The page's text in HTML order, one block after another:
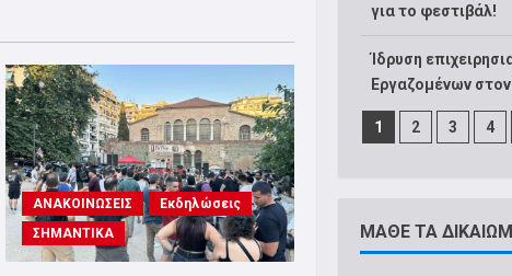
ΑΝΑΚΟΙΝΩΣΕΙΣ
Εκδηλώσεις
ΣΗΜΑΝΤΙΚΑ
για το φεστιβάλ!
Ίδρυση
Εργαζομένων στον
1 2 3 4
ΜΑΘΕ ΤΑ